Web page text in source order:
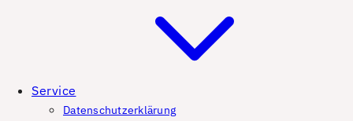
Service
Datenschutzerklärung